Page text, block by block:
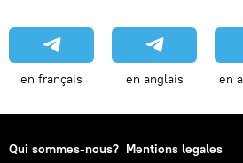
en français en anglais en
Qui sommes-nous? Mentions legales